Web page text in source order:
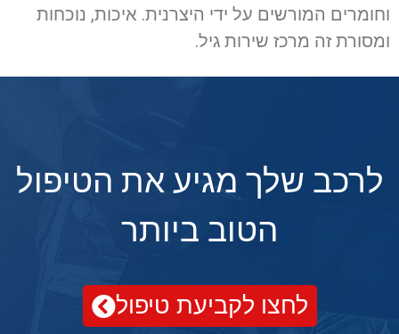
וחומרים המורשים על ידי היצרנית. איכות, נוכחות
ומסורת זה מרכז שירות גיל.
לרכב שלך מגיע את הטיפול
הטוב ביותר
לחצו לקביעת טיפול